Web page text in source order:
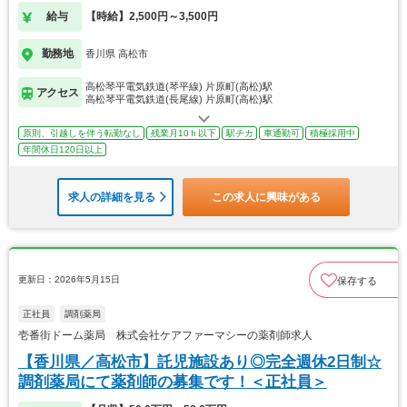
給与 【時給】2,500円～3,500円
勤務地 香川県 高松市
アクセス
高松琴平電気鉄道(琴平線) 片原町(高松)駅
高松琴平電気鉄道(長尾線) 片原町(高松)駅
原則、引越しを伴う転勤なし 残業月10ｈ以下 駅チカ 車通勤可
積極採用中
年間休日120日以上
求人の詳細を見る この求人に興味がある
更新日：2026年5月15日 保存する
正社員 調剤薬局
壱番街ドーム薬局 株式会社ケアファーマシーの薬剤師求人
【香川県／高松市】託児施設あり◎完全週休2日制☆
調剤薬局にて薬剤師の募集です！＜正社員＞